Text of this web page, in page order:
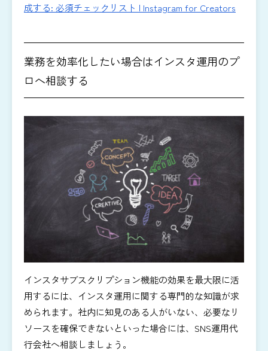
成する: 必須チェックリスト | Instagram for Creators
業務を効率化したい場合はインスタ運用のプ
ロへ相談する
インスタサブスクリプション機能の効果を最大限に活
用するには、インスタ運用に関する専門的な知識が求
められます。社内に知見のある人がいない、必要なリ
ソースを確保できないといった場合には、SNS運用代
行会社へ相談しましょう。